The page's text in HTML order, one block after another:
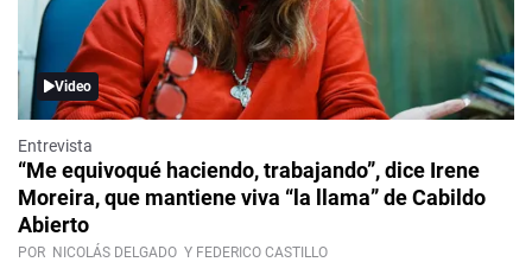
Video
Entrevista
“Me equivoqué haciendo, trabajando”, dice Irene
Moreira, que mantiene viva “la llama” de Cabildo
Abierto
POR NICOLÁS DELGADO Y FEDERICO CASTILLO